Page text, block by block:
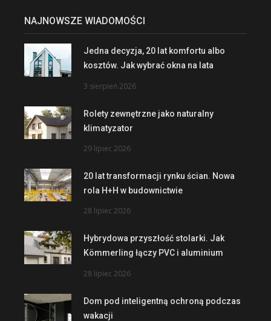
NAJNOWSZE WIADOMOŚCI
Jedna decyzja, 20 lat komfortu albo
kosztów. Jak wybrać okna na lata
3 sierpień 2026
Rolety zewnętrzne jako naturalny
klimatyzator
29 lipiec 2026
20 lat transformacji rynku ścian. Nowa
rola H+H w budownictwie
28 lipiec 2026
Hybrydowa przyszłość stolarki. Jak
Kömmerling łączy PVC i aluminium
28 lipiec 2026
Dom pod inteligentną ochroną podczas
wakacji